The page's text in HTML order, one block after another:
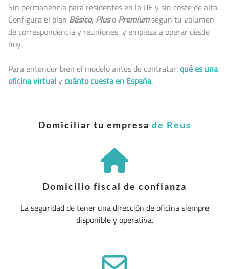
Sin permanencia para residentes en la UE y sin coste de alta.
Configura el plan Básico, Pluso Premiumsegún tu volumen
de correspondencia y reuniones, y empieza a operar desde
hoy.
Para entender bien el modelo antes de contratar:qué es una
oficina virtual ycuánto cuesta en España.
Domiciliar tu empresa de Reus
Domicilio fiscal de confianza
La seguridad de tener una dirección de oficina siempre
disponible y operativa.